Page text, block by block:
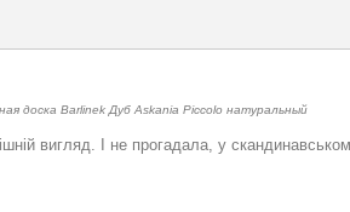
доска Barlinek Дуб Askania Piccolo натуральный
вигляд. І не прогадала, у